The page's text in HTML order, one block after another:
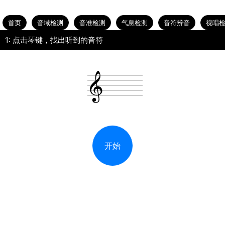
首页 音域检测 音准检测 气息检测 音符辨音 视唱
1: 点击琴键，找出听到的音符
开始